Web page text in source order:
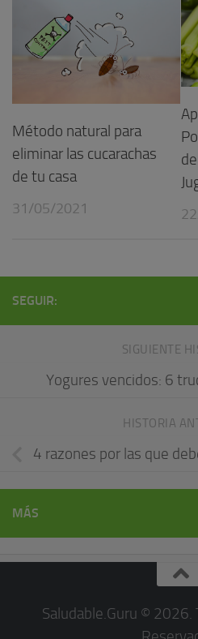
Método natural para
eliminar las cucarachas
de tu casa
31/05/2021
SEGUIR:
SIGUIENTE
Yogures vencidos: 6
HISTORIA
4 razones por las que
MÁS
Saludable.Guru © 2026.